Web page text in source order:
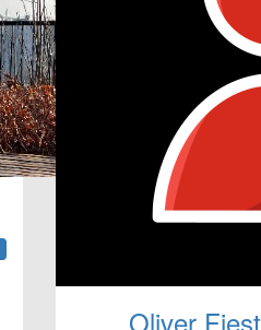
Oliver Fiest